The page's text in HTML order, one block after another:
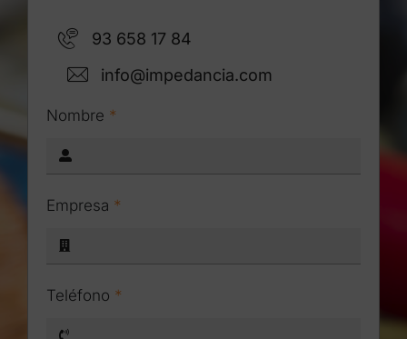
93 658 17 84
info@impedancia.com
Nombre *
Empresa *
Teléfono *